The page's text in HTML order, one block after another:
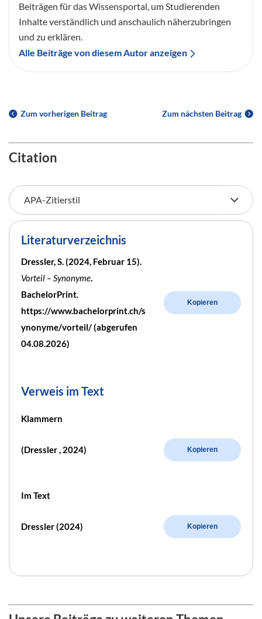
Beiträgen für das Wissensportal, um Studierenden
Inhalte verständlich und anschaulich näherzubringen
und zu erklären.
Alle Beiträge von diesem Autor anzeigen
Zum vorherigen Beitrag Zum nächsten Beitrag
Citation
Literaturverzeichnis
Dressler, S. (2024, Februar 15).
Vorteil – Synonyme.
BachelorPrint.
https://www.bachelorprint.ch/s
ynonyme/vorteil/ (abgerufen
04.08.2026)
Kopieren
Verweis im Text
Klammern
(Dressler , 2024) Kopieren
Im Text
Dressler (2024) Kopieren